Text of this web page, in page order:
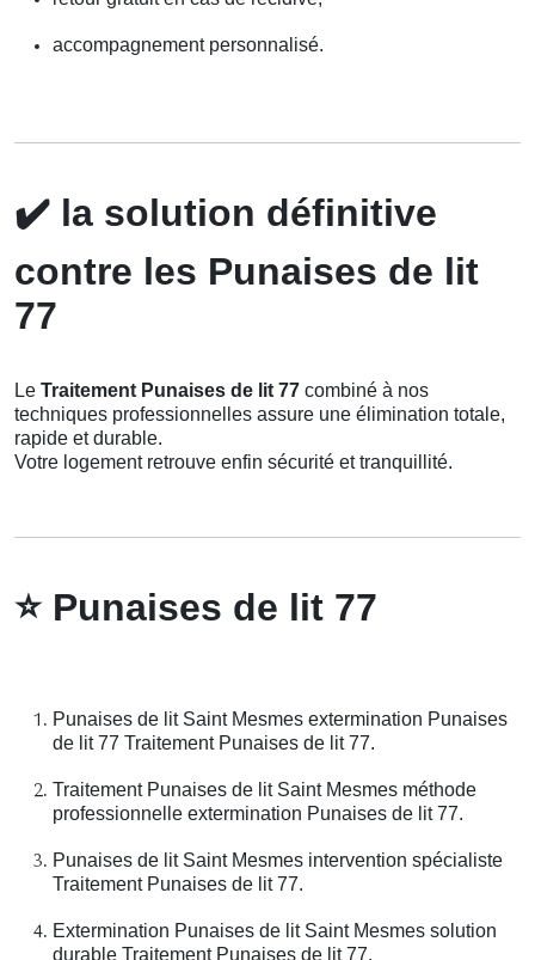
accompagnement personnalisé.
✔️ la solution définitive
contre les Punaises de lit
77
Le Traitement Punaises de lit 77 combiné à nos
techniques professionnelles assure une élimination totale,
rapide et durable.
Votre logement retrouve enfin sécurité et tranquillité.
⭐Punaises de lit 77
Punaises de lit Saint Mesmes extermination Punaises
de lit 77 Traitement Punaises de lit 77.
Traitement Punaises de lit Saint Mesmes méthode
professionnelle extermination Punaises de lit 77.
Punaises de lit Saint Mesmes intervention spécialiste
Traitement Punaises de lit 77.
Extermination Punaises de lit Saint Mesmes solution
durable Traitement Punaises de lit 77.